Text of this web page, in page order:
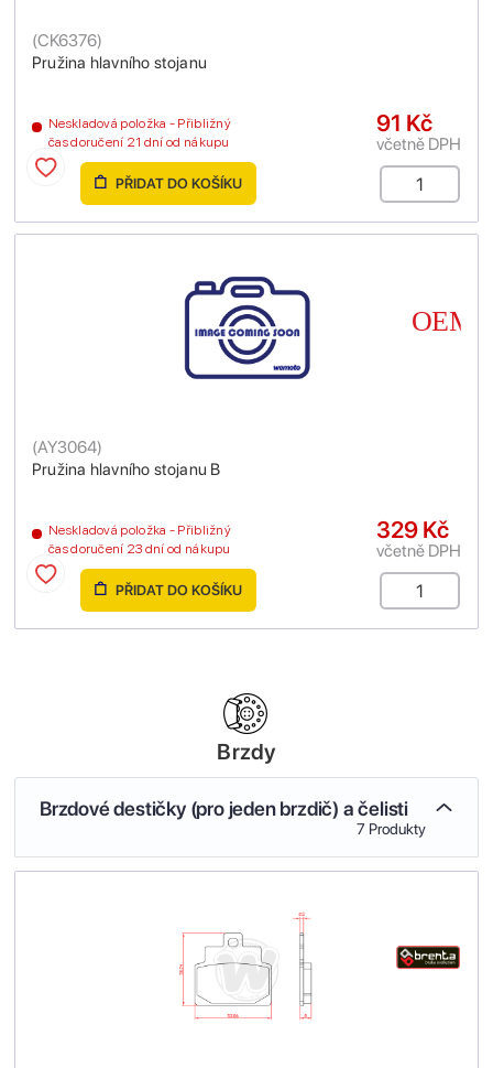
Pružina hlavního stojanu
(CK6376)
Neskladová položka - Přibližný
čas doručení 21 dní od nákupu
91 Kč
včetně DPH
PŘIDAT DO KOŠÍKU
Pružina hlavního stojanu B
(AY3064)
Neskladová položka - Přibližný
čas doručení 23 dní od nákupu
329 Kč
včetně DPH
PŘIDAT DO KOŠÍKU
Brzdy
Brzdové destičky (pro jeden brzdič) a čelisti
7 Produkty